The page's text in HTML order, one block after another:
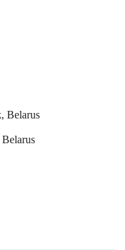
Belarus
Belarus